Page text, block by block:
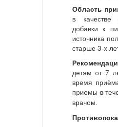
Область
в качестве
добавки к
источника
старше 3-х
детям от 7
время
приемы в
врачом.